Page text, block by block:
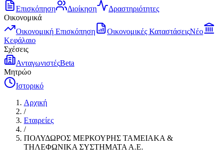
Επισκόπηση
Διοίκηση
Δραστηριότητες
Οικονομικά
Οικονομική Επισκόπηση
Οικονομικές ΚαταστάσειςΝέο
Κεφάλαιο
Σχέσεις
ΑνταγωνιστέςBeta
Μητρώο
Ιστορικό
Αρχική
/
Εταιρείες
/
ΠΟΛΥΔΩΡΟΣ ΜΕΡΚΟΥΡΗΣ ΤΑΜΕΙΑΚΑ &
ΤΗΛΕΦΩΝΙΚΑ ΣΥΣΤΗΜΑΤΑ Α.Ε.